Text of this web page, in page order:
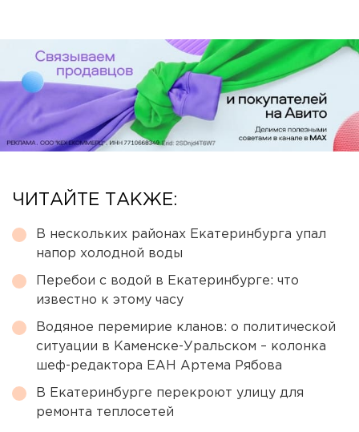
ЧИТАЙТЕ ТАКЖЕ:
В нескольких районах Екатеринбурга упал
напор холодной воды
Перебои с водой в Екатеринбурге: что
известно к этому часу
Водяное перемирие кланов: о политической
ситуации в Каменске-Уральском – колонка
шеф-редактора ЕАН Артема Рябова
В Екатеринбурге перекроют улицу для
ремонта теплосетей